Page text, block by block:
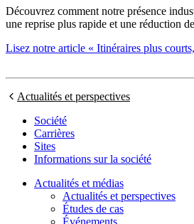
Découvrez comment notre présence
une reprise plus rapide et une réduction
Lisez notre article « Itinéraires plus
Actualités et perspectives
Société
Carrières
Sites
Informations sur la société
Actualités et médias
Actualités et perspectives
Études de cas
Événements